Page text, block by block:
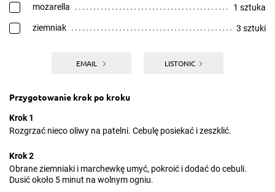
mozarella 1 sztuka
ziemniak 3 sztuki
EMAIL LISTONIC
Przygotowanie krok po kroku
Krok 1
Rozgrzać nieco oliwy na patelni. Cebulę posiekać i zeszklić.
Krok 2
Obrane ziemniaki i marchewkę umyć, pokroić i dodać do cebuli.
Dusić około 5 minut na wolnym ogniu.